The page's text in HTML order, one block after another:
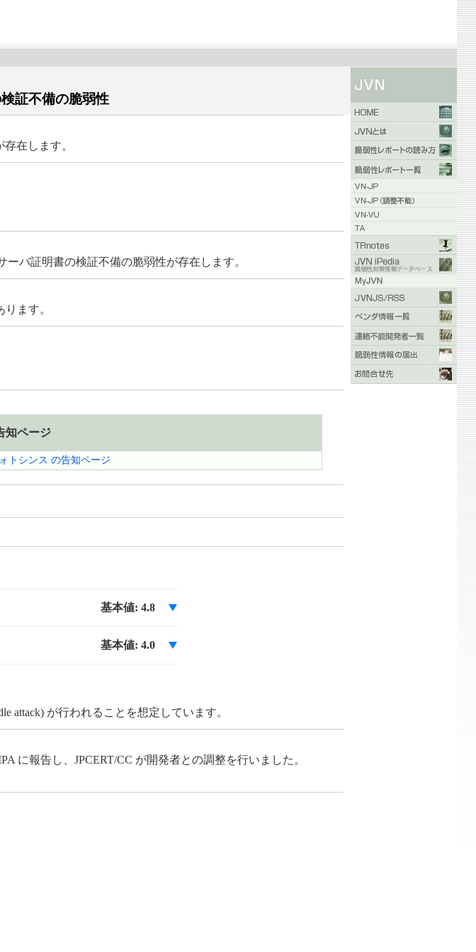
証不備の脆弱性
在します。
ーバ証明書の検証不備の脆弱性が存在します。
ます。
知ページ
トシンス の告知ページ
基本値: 4.8
基本値: 4.0
attack) が行われることを想定しています。
に報告し、JPCERT/CC が開発者との調整を行いました。